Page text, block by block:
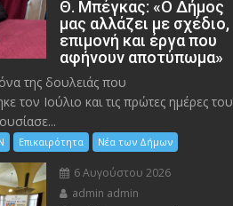
Θ. Μπέγκας: «Ο Δήμος
μας αλλάζει με σχέδιο,
επιμονή και έργα που
αφήνουν αποτύπωμα»
της δουλειάς που
τον Ιούλιο και τις πρώτες ημέρες του
Επικαιρότητα Νέα των Δήμων
6 Αυγούστου 2026
admin admin